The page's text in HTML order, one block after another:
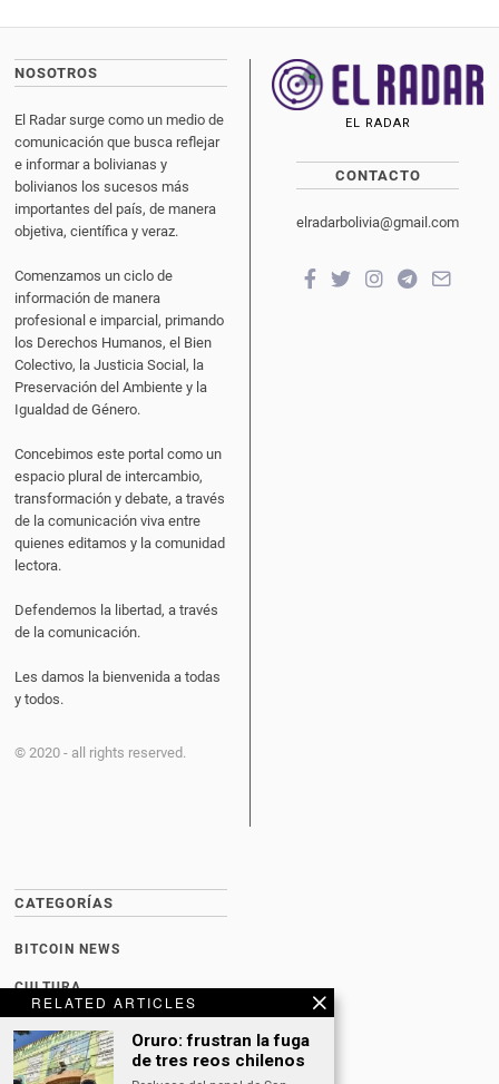
RELATED ARTICLES
Oruro: frustran la fuga
de tres reos chilenos
NOSOTROS
El Radar surge como un medio de
comunicación que busca reflejar
e informar a bolivianas y
bolivianos los sucesos más
importantes del país, de manera
objetiva, científica y veraz.
Comenzamos un ciclo de
información de manera
profesional e imparcial, primando
los Derechos Humanos, el Bien
Colectivo, la Justicia Social, la
Preservación del Ambiente y la
Igualdad de Género.
Concebimos este portal como un
espacio plural de intercambio,
transformación y debate, a través
de la comunicación viva entre
quienes editamos y la comunidad
lectora.
Defendemos la libertad, a través
de la comunicación.
Les damos la bienvenida a todas
y todos.
© 2020 - all rights reserved.
EL RADAR
CONTACTO
elradarbolivia@gmail.com
CATEGORÍAS
BITCOIN NEWS
CULTURA
DEPORTES